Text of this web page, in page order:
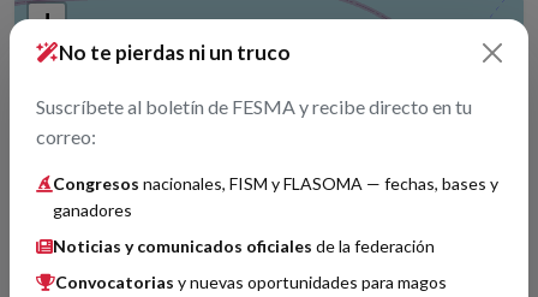
+
−No te pierdas ni un truco
Suscríbete al boletín de FESMA y recibe directo en tu
correo:
Congresos nacionales, FISM y FLASOMA — fechas, bases y
ganadores
Noticias y comunicados oficiales de la federación
Convocatorias y nuevas oportunidades para magos